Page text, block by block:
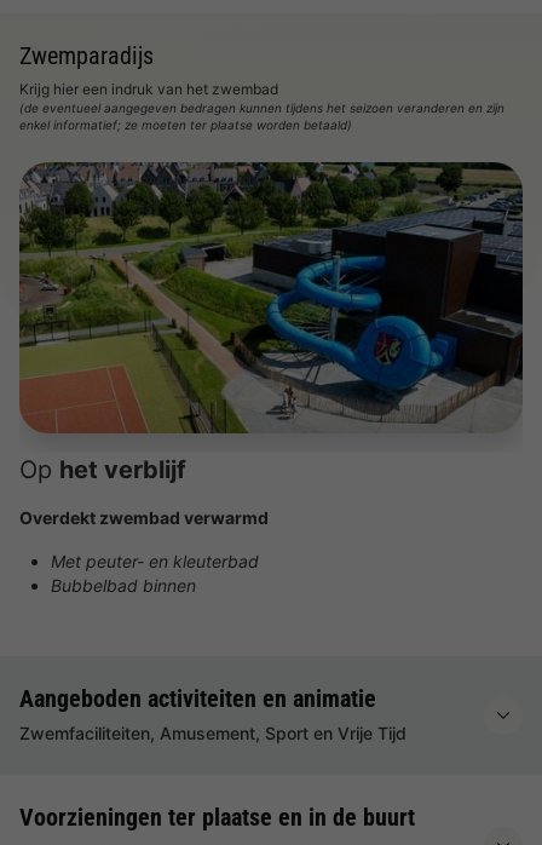
Zwemparadijs
Krijg hier een indruk van het zwembad
(de eventueel aangegeven bedragen kunnen tijdens het seizoen veranderen en zijn
enkel informatief; ze moeten ter plaatse worden betaald)
Op het verblijf
Overdekt zwembad verwarmd
Met peuter- en kleuterbad
Bubbelbad binnen
Aangeboden activiteiten en animatie
Zwemfaciliteiten, Amusement, Sport en Vrije Tijd
Voorzieningen ter plaatse en in de buurt